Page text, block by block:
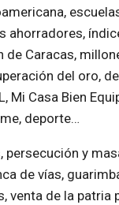
ahorradores,
Caracas,
del oro,
Mi Casa Bien
deporte…
y
de vías,
de la patria